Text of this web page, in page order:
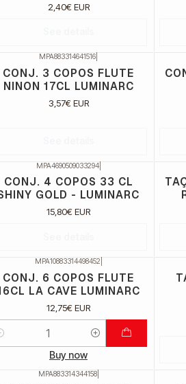
2,40€ EUR
MPA883314641516
CONJ. 3 COPOS FLUTE
NINON 17CL LUMINARC
3,57€ EUR
MPA4690509033294|
CONJ. 4 COPOS 33 CL
GOLD - LUMINARC
15,80€ EUR
MPA10883314498452
CONJ. 6 COPOS FLUTE
LA CAVE LUMINARC
12,75€ EUR
Buy now
MPA883314344158|